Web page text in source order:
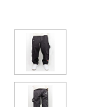
Bildergalerie